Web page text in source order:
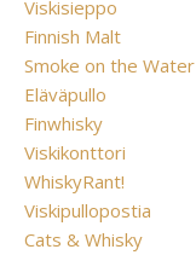
Viskisieppo
Finnish Malt
Smoke on the Water
Eläväpullo
Finwhisky
Viskikonttori
WhiskyRant!
Viskipullopostia
Cats & Whisky